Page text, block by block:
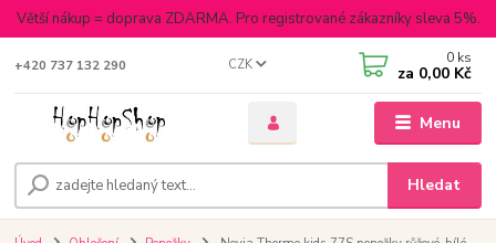
Větší nákup = doprava ZDARMA. Pro registrované zákazníky sleva 5%.
Menu
CZK
Hledat
+420 737 132 290 0 ks
za 0,00 Kč